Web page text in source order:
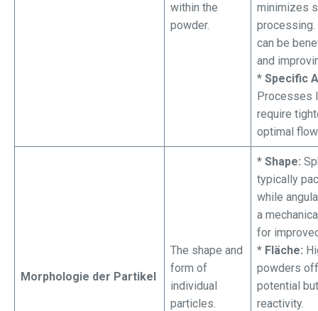
within the
powder.
minimizes
can be
and
* Specific
Processes
require
optimal
Morphologie der Partikel
The shape and
form of
individual
particles.
* Shape:
typically
while
a
for
* Fläche:
powders
potential
reactivity.